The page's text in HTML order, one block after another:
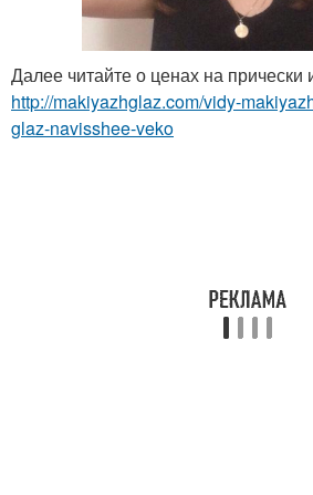
Далее читайте о ценах на прически
http://makiyazhglaz.com/vidy-
glaz-navisshee-veko